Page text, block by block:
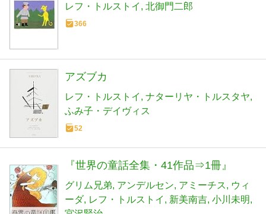
レフ・トルストイ 北御門二郎
366
アズブカ
レフ・トルストイ
ナターリヤ・トルスタヤ
ふみ子・デイヴィス
52
『世界の童話全集・41作品⇒1冊』
グリム兄弟 アンデルセン アミーチス
ウィ
ーダ レフ・トルストイ 新美南吉 小川未明